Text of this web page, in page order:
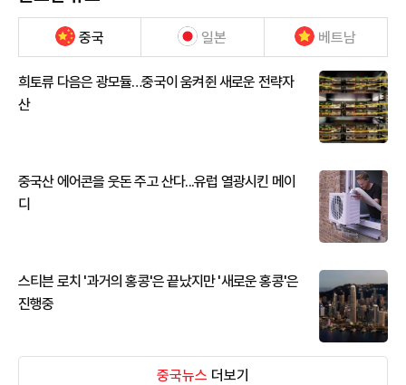
중국 일본 베트남
희토류 다음은 광모듈…중국이 움켜쥔 새로운 전략자
산
중국산 에어콘을 웃돈 주고 산다...유럽 열광시킨 메이
디
스티븐 로치 '과거의 홍콩'은 끝났지만 '새로운 홍콩'은
진행중
중국뉴스 더보기